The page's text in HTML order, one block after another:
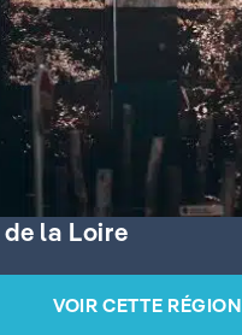
de la Loire
VOIR CETTE RÉGION